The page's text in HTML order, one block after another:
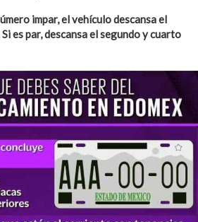
impar, el vehículo descansa el
es par, descansa el segundo y cuarto